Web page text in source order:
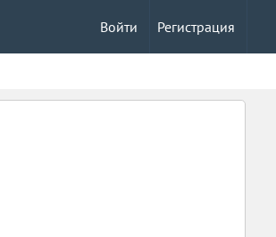
Регистрация
Войти